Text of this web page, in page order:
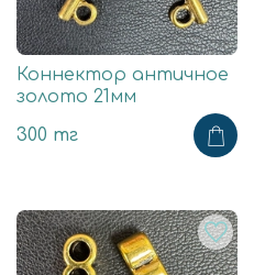
Коннектор античное
золото 21мм
300 тг